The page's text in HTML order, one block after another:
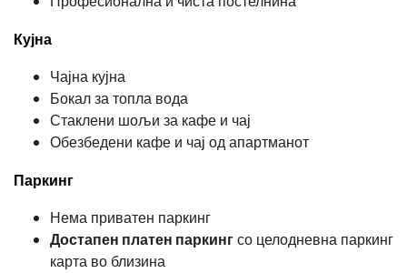
Кујна
Чајна кујна
Бокал за топла вода
Стаклени шољи за кафе и чај
Обезбедени кафе и чај од апартманот
Паркинг
Нема приватен паркинг
Достапен платен паркингсо целодневна паркинг
карта во близина